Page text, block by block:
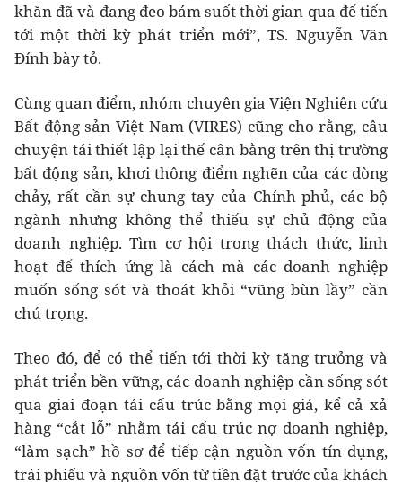
khăn đã và đang đeo bám suốt thời gian qua để tiến
tới một thời kỳ phát triển mới”, TS. Nguyễn Văn
Đính bày tỏ.
Cùng quan điểm, nhóm chuyên gia Viện Nghiên cứu
Bất động sản Việt Nam (VIRES) cũng cho rằng, câu
chuyện tái thiết lập lại thế cân bằng trên thị trường
bất động sản, khơi thông điểm nghẽn của các dòng
chảy, rất cần sự chung tay của Chính phủ, các bộ
ngành nhưng không thể thiếu sự chủ động của
doanh nghiệp. Tìm cơ hội trong thách thức, linh
hoạt để thích ứng là cách mà các doanh nghiệp
muốn sống sót và thoát khỏi “vũng bùn lầy” cần
chú trọng.
Theo đó, để có thể tiến tới thời kỳ tăng trưởng và
phát triển bền vững, các doanh nghiệp cần sống sót
qua giai đoạn tái cấu trúc bằng mọi giá, kể cả xả
hàng “cắt lỗ” nhằm tái cấu trúc nợ doanh nghiệp,
“làm sạch” hồ sơ để tiếp cận nguồn vốn tín dụng,
trái phiếu và nguồn vốn từ tiền đặt trước của khách